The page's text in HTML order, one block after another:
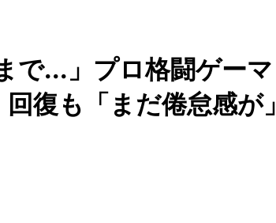
で...」プロ格闘ゲーマ
復も「まだ倦怠感が」